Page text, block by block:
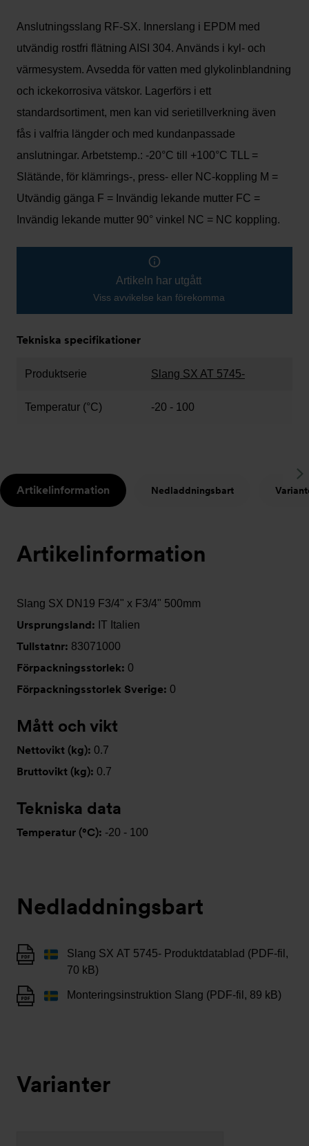
Anslutningsslang RF-SX. Innerslang i EPDM med
utvändig rostfri flätning AISI 304. Används i kyl- och
värmesystem. Avsedda för vatten med glykolinblandning
och ickekorrosiva vätskor. Lagerförs i ett
standardsortiment, men kan vid serietillverkning även
fås i valfria längder och med kundanpassade
anslutningar. Arbetstemp.: -20°C till +100°C TLL =
Slätände, för klämrings-, press- eller NC-koppling M =
Utvändig gänga F = Invändig lekande mutter FC =
Invändig lekande mutter 90° vinkel NC = NC koppling.
Artikeln har utgått
Viss avvikelse kan förekomma
Tekniska specifikationer
Produktserie Slang SX AT 5745-
Temperatur (°C) -20 - 100
Artikelinformation Nedladdningsbart
Artikelinformation
Slang SX DN19 F3/4" x F3/4" 500mm
Ursprungsland: IT Italien
Tullstatnr: 83071000
Förpackningsstorlek: 0
Förpackningsstorlek Sverige: 0
Mått och vikt
Nettovikt (kg): 0.7
Bruttovikt (kg): 0.7
Tekniska data
Temperatur (°C): -20 - 100
Nedladdningsbart
Slang SX AT 5745- Produktdatablad (PDF-fil,
70 kB)
Monteringsinstruktion Slang (PDF-fil, 89 kB)
Varianter